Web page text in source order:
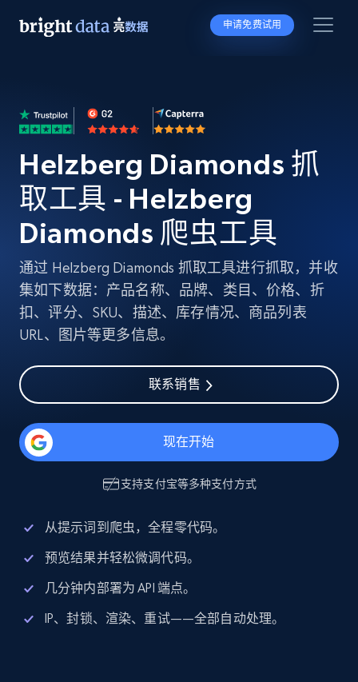
申请免费试用
Helzberg Diamonds 抓
取工具 - Helzberg
Diamonds 爬虫工具
通过 Helzberg Diamonds 抓取工具进行抓取，并收
集如下数据：产品名称、品牌、类目、价格、折
扣、评分、SKU、描述、库存情况、商品列表
URL、图片等更多信息。
联系销售
现在开始
支持支付宝等多种支付方式
从提示词到爬虫，全程零代码。
预览结果并轻松微调代码。
几分钟内部署为 API 端点。
IP、封锁、渲染、重试——全部自动处理。